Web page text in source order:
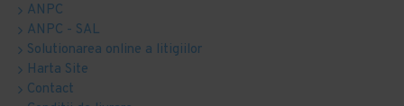
ANPC
ANPC - SAL
Solutionarea online a litigiilor
Harta Site
Contact